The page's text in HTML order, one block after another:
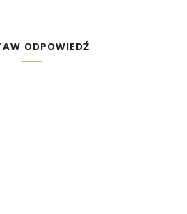
ODPOWIEDŹ